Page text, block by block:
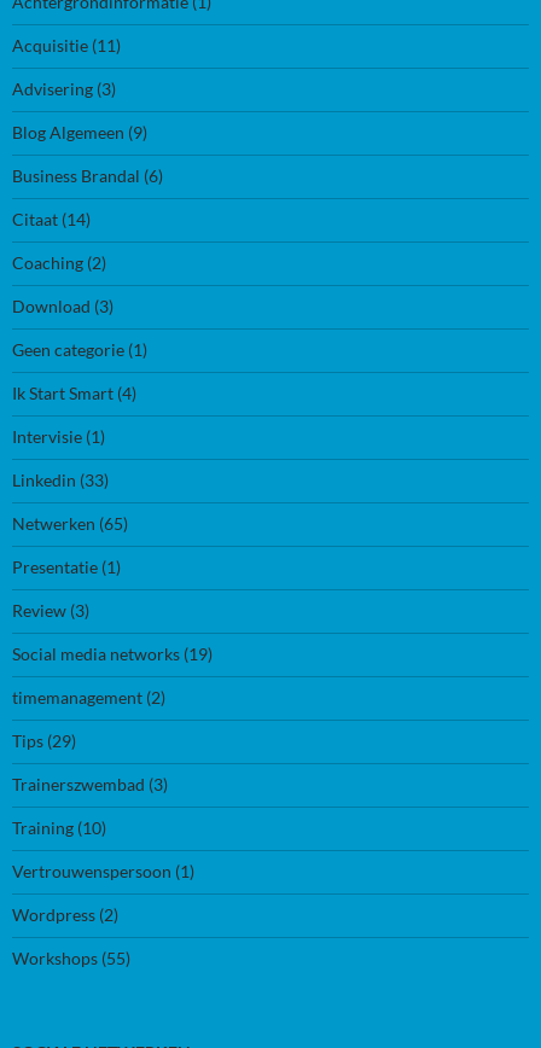
Acquisitie (11)
Advisering (3)
Blog Algemeen (9)
Business Brandal (6)
Citaat (14)
Coaching (2)
Download (3)
Geen categorie (1)
Ik Start Smart (4)
Intervisie (1)
Linkedin (33)
Netwerken (65)
Presentatie (1)
Review (3)
Social media networks (19)
timemanagement (2)
Tips (29)
Trainerszwembad (3)
Training (10)
Vertrouwenspersoon (1)
Wordpress (2)
Workshops (55)